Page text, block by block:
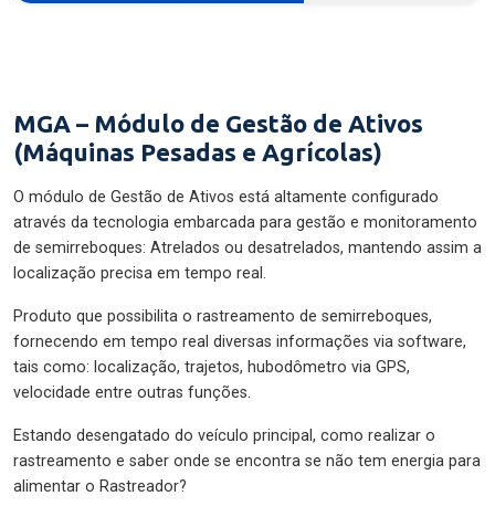
MGA – Módulo de Gestão de Ativos
(Máquinas Pesadas e Agrícolas)
O módulo de Gestão de Ativos está altamente configurado
através da tecnologia embarcada para gestão e monitoramento
de semirreboques: Atrelados ou desatrelados, mantendo assim a
localização precisa em tempo real.
Produto que possibilita o rastreamento de semirreboques,
fornecendo em tempo real diversas informações via software,
tais como: localização, trajetos, hubodômetro via GPS,
velocidade entre outras funções.
Estando desengatado do veículo principal, como realizar o
rastreamento e saber onde se encontra se não tem energia para
alimentar o Rastreador?